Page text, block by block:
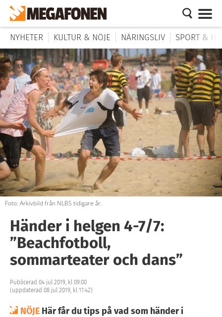
NYHETER KULTUR & NÖJE NÄRINGSLIV SPORT &
Foto: Arkivbild från NLBS tidigare år.
Händer i helgen 4-7/7:
”Beachfotboll,
sommarteater och dans”
Publicerad 04 jul 2019, kl 09:00
(uppdaterad 08 jul 2019, kl 11:42)
NÖJE Här får du tips på vad som händer i